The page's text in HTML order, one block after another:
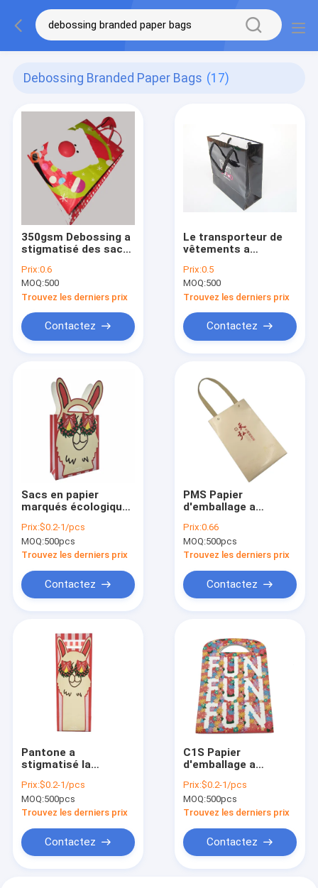
Debossing Branded Paper Bags (17)
350gsm Debossing a
stigmatisé des sacs
sur commande
d'élément avec la
poignée
Prix:0.6
MOQ:500
Trouvez les derniers prix
Contactez
Le transporteur de
vêtements a
d'ODM 250g de
Debossing de sacs
en papier métier
rouge bleu pour le
mariage
d'habillement
Prix:0.5
MOQ:500
Trouvez les derniers prix
Contactez
Sacs en papier
marqués écologiques
Tote Fashion
Shopping Packaging
de cadeau
Prix:$0.2-1/pcs
MOQ:500pcs
Trouvez les derniers prix
Contactez
PMS Papier
d'emballage a
en papier avec
l'emballage
alimentaire d'OEM de
Prix:0.66
MOQ:500pcs
Trouvez les derniers prix
Contactez
Pantone a
stigmatisé la
CMYK de Noël de
sacs en papier
imprimée
Prix:$0.2-1/pcs
MOQ:500pcs
Trouvez les derniers prix
Contactez
C1S Papier
d'emballage a
en papier avec des
achats de luxe des
poignées PB05 ENV
Prix:$0.2-1/pcs
MOQ:500pcs
Trouvez les derniers prix
Contactez